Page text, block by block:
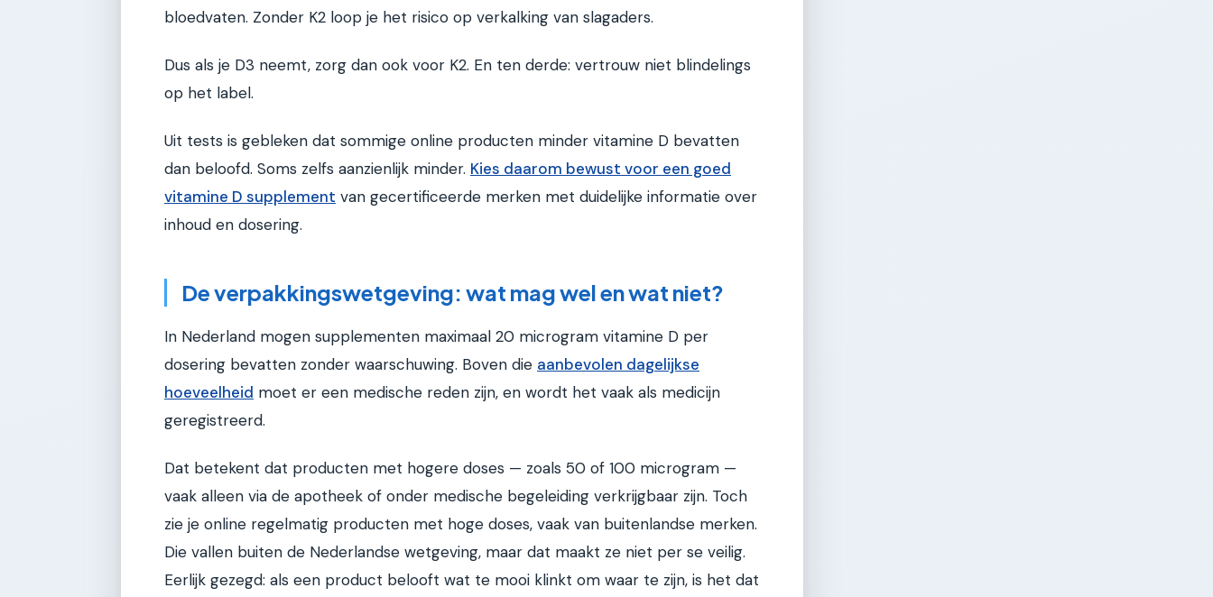
bloedvaten. Zonder K2 loop je het risico op verkalking van slagaders.
Dus als je D3 neemt, zorg dan ook voor K2. En ten derde: vertrouw niet blindelings
op het label.
Uit tests is gebleken dat sommige online producten minder vitamine D bevatten
dan beloofd. Soms zelfs aanzienlijk minder. Kies daarom bewust voor een goed
vitamine D supplement van gecertificeerde merken met duidelijke informatie over
inhoud en dosering.
De verpakkingswetgeving: wat mag wel en wat niet?
In Nederland mogen supplementen maximaal 20 microgram vitamine D per
dosering bevatten zonder waarschuwing. Boven die aanbevolen dagelijkse
hoeveelheid moet er een medische reden zijn, en wordt het vaak als medicijn
geregistreerd.
Dat betekent dat producten met hogere doses — zoals 50 of 100 microgram —
vaak alleen via de apotheek of onder medische begeleiding verkrijgbaar zijn. Toch
zie je online regelmatig producten met hoge doses, vaak van buitenlandse merken.
Die vallen buiten de Nederlandse wetgeving, maar dat maakt ze niet per se veilig.
Eerlijk gezegd: als een product belooft wat te mooi klinkt om waar te zijn, is het dat